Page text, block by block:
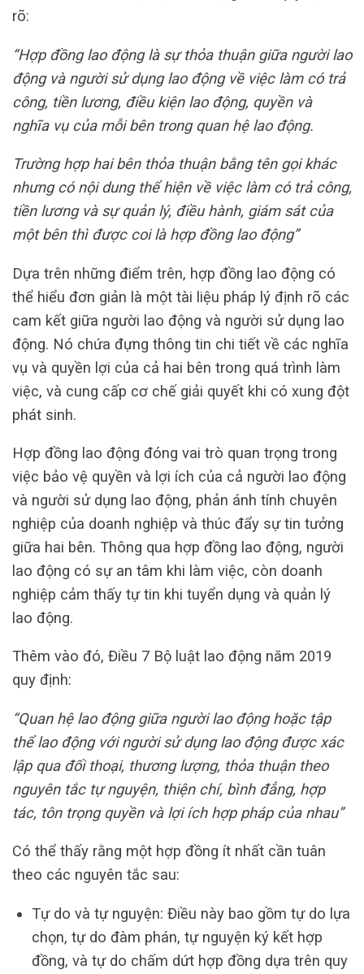
rõ:
“Hợp đồng lao động là sự thỏa thuận giữa người lao
động và người sử dụng lao động về việc làm có trả
công, tiền lương, điều kiện lao động, quyền và
nghĩa vụ của mỗi bên trong quan hệ lao động.
Trường hợp hai bên thỏa thuận bằng tên gọi khác
nhưng có nội dung thể hiện về việc làm có trả công,
tiền lương và sự quản lý, điều hành, giám sát của
một bên thì được coi là hợp đồng lao động”
Dựa trên những điểm trên, hợp đồng lao động có
thể hiểu đơn giản là một tài liệu pháp lý định rõ các
cam kết giữa người lao động và người sử dụng lao
động. Nó chứa đựng thông tin chi tiết về các nghĩa
vụ và quyền lợi của cả hai bên trong quá trình làm
việc, và cung cấp cơ chế giải quyết khi có xung đột
phát sinh.
Hợp đồng lao động đóng vai trò quan trọng trong
việc bảo vệ quyền và lợi ích của cả người lao động
và người sử dụng lao động, phản ánh tính chuyên
nghiệp của doanh nghiệp và thúc đẩy sự tin tưởng
giữa hai bên. Thông qua hợp đồng lao động, người
lao động có sự an tâm khi làm việc, còn doanh
nghiệp cảm thấy tự tin khi tuyển dụng và quản lý
lao động.
Thêm vào đó, Điều 7 Bộ luật lao động năm 2019
quy định:
“Quan hệ lao động giữa người lao động hoặc tập
thể lao động với người sử dụng lao động được xác
lập qua đối thoại, thương lượng, thỏa thuận theo
nguyên tắc tự nguyện, thiện chí, bình đẳng, hợp
tác, tôn trọng quyền và lợi ích hợp pháp của nhau”
Có thể thấy rằng một hợp đồng ít nhất cần tuân
theo các nguyên tắc sau:
Tự do và tự nguyện: Điều này bao gồm tự do lựa
chọn, tự do đàm phán, tự nguyện ký kết hợp
đồng, và tự do chấm dứt hợp đồng dựa trên quy